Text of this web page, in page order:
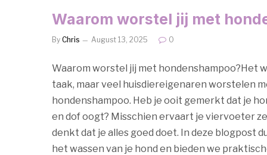
Waarom worstel jij met
By Chris August 13, 2025 0
Waarom worstel jij met hondenshampoo?Het
taak, maar veel huisdiereigenaren worstelen
hondenshampoo. Heb je ooit gemerkt dat je
en dof oogt? Misschien ervaart je viervoeter
denkt dat je alles goed doet. In deze blogpost
het wassen van je hond en bieden we